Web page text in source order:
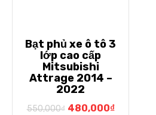
Bạt phủ xe ô tô 3
lớp cao cấp
Mitsubishi
Attrage 2014 –
2022
550,000₫ 480,000₫